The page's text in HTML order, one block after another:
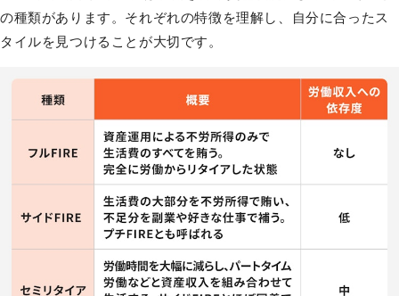
の種類があります。それぞれの特徴を理解し、自分に合ったス
タイルを見つけることが大切です。